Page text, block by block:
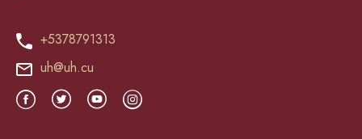
+5378791313
uh@uh.cu